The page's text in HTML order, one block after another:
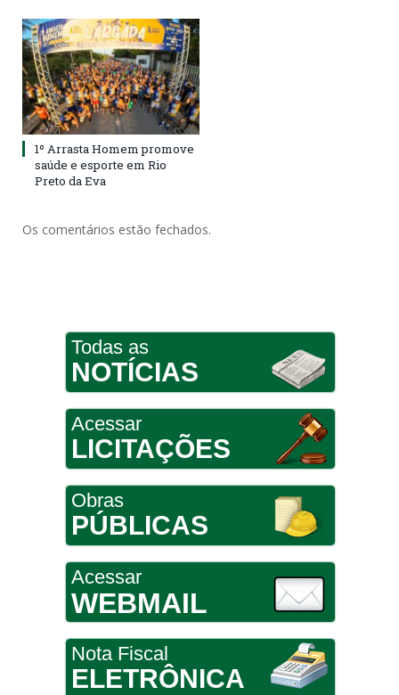
1º Arrasta Homem promove
saúde e esporte em Rio
Preto da Eva
Os comentários estão fechados.
Todas as
NOTÍCIAS
Acessar
LICITAÇÕES
Obras
PÚBLICAS
Acessar
WEBMAIL
Nota Fiscal
ELETRÔNICA